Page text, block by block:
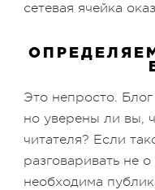
сетевая ячейка
Это непросто.
но уверены ли вы,
читателя? Если
разговаривать не
необходима